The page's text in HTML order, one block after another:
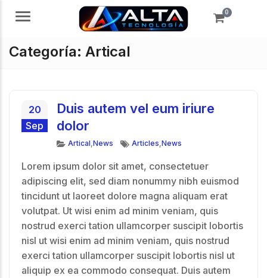
Menú 0
Categoría: Artical
20
Sep
Duis autem vel eum iriure
dolor
Categorías
Artical News Etiquetas
Articles News
Lorem ipsum dolor sit amet, consectetuer
adipiscing elit, sed diam nonummy nibh euismod
tincidunt ut laoreet dolore magna aliquam erat
volutpat. Ut wisi enim ad minim veniam, quis
nostrud exerci tation ullamcorper suscipit lobortis
nisl ut wisi enim ad minim veniam, quis nostrud
exerci tation ullamcorper suscipit lobortis nisl ut
aliquip ex ea commodo consequat. Duis autem